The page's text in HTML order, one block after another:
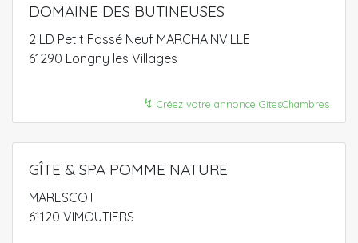
DOMAINE DES BUTINEUSES
2 LD Petit Fossé Neuf MARCHAINVILLE
61290 Longny les Villages
↯ Créez votre annonce GitesChambres
GÎTE & SPA POMME NATURE
MARESCOT
61120 VIMOUTIERS